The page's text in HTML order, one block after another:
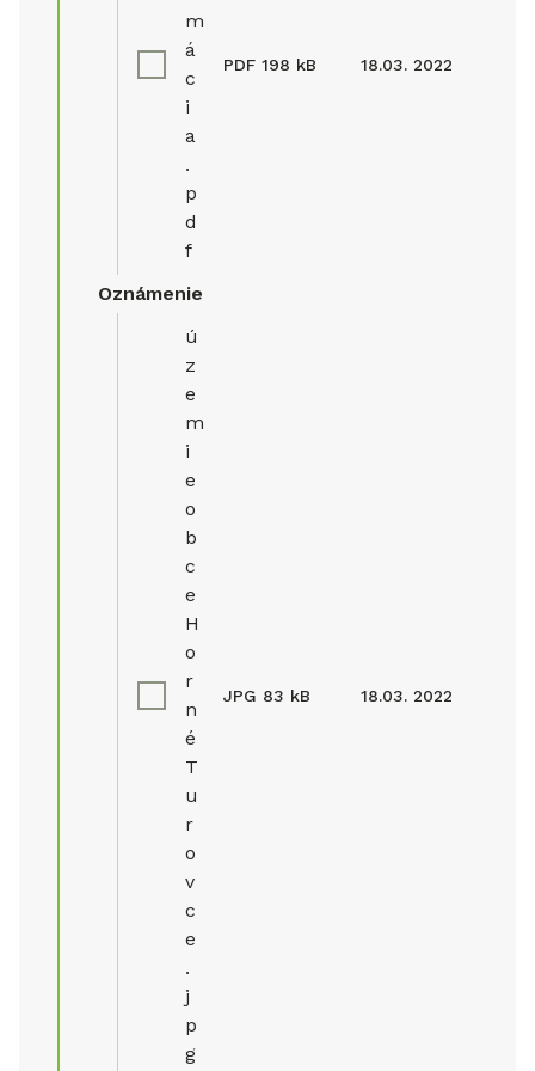
m
á
c
i
a
.
p
d
f
PDF 198 kB 18.03. 2022
Oznámenie
ú
z
e
m
i
e
o
b
c
e
H
o
r
n
é
T
u
r
o
v
c
e
.
j
p
g
JPG 83 kB 18.03. 2022